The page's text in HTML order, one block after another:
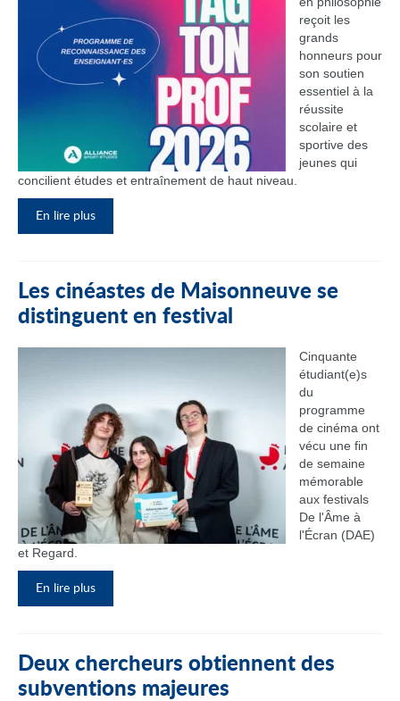
reçoit les
grands
honneurs pour
son soutien
essentiel à la
réussite
scolaire et
sportive des
jeunes qui
concilient études et entraînement de haut niveau.
En lire plus
Les cinéastes de Maisonneuve se
distinguent en festival
Cinquante
étudiant(e)s
du
programme
de cinéma ont
vécu une fin
de semaine
mémorable
aux festivals
De l'Âme à
l'Écran (DAE)
et Regard.
En lire plus
Deux chercheurs obtiennent des
subventions majeures